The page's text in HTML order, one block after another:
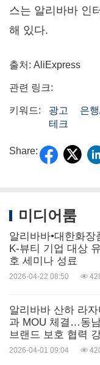
스는 알리바바 인
해 있다.
출처: AliExpress
관련 링크:
키워드: 광고 은
테크
Share:
미디어룸
알리바바•대한화장
K-뷰티 기업 대상
호 세미나 성료
2026-04-22 08:50
알리바바 산하 라
과 MOU 체결…동
브랜드 보호 협력
2026-04-01 09:04